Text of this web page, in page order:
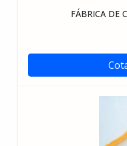
FÁBRICA DE